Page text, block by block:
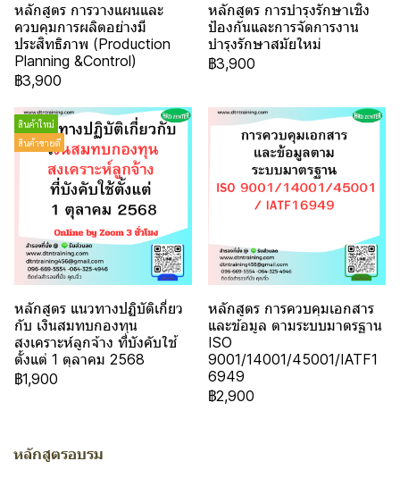
หลักสูตร การวางแผนและ
ควบคุมการผลิตอย่างมี
ประสิทธิภาพ (Production
Planning &Control)
฿3,900
หลักสูตร การบำรุงรักษาเชิง
ป้องกันและการจัดการงาน
บำรุงรักษาสมัยใหม่
฿3,900
สินค้าใหม่
สินค้าขายดี
หลักสูตร แนวทางปฏิบัติเกี่ยว
กับ เงินสมทบกองทุน
สงเคราะห์ลูกจ้าง ที่บังคับใช้
ตั้งแต่ 1 ตุลาคม 2568
฿1,900
หลักสูตร การควบคุมเอกสาร
และข้อมูล ตามระบบมาตรฐาน
ISO
9001/14001/45001/IATF1
6949
฿2,900
หลักสูตรอบรม